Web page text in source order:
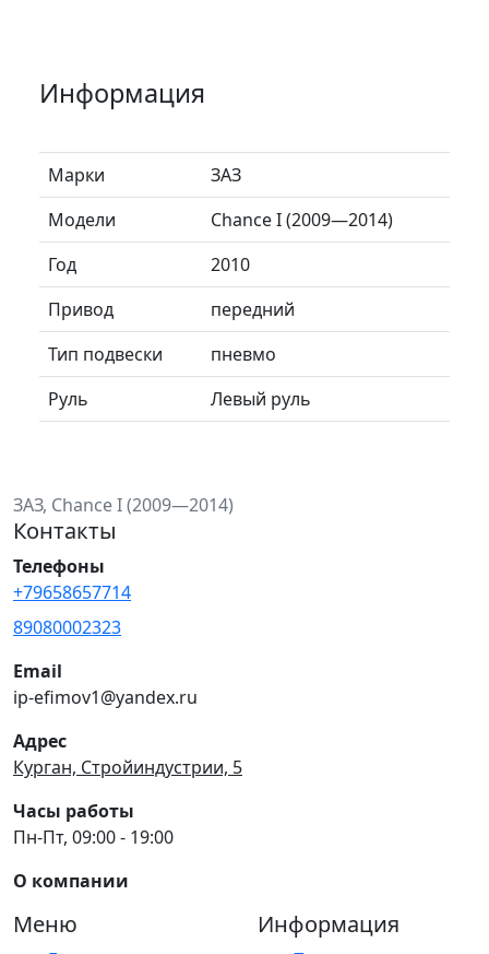
Информация
Марки
ЗАЗ
Модели
Chance I (2009—2014)
Год
2010
Привод
передний
Тип подвески
пневмо
Руль
Левый руль
ЗАЗ, Chance I (2009—2014)
Контакты
Телефоны
+79658657714
89080002323
Email
ip-efimov1@yandex.ru
Адрес
Курган, Стройиндустрии, 5
Часы работы
Пн-Пт, 09:00 - 19:00
О компании
Меню Информация